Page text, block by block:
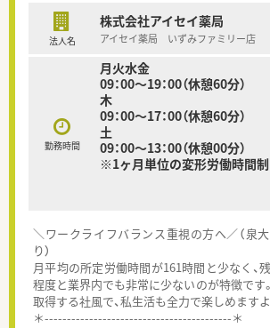
法人名
株式会社アイセイ薬局
アイセイ薬局 いずみファミリー店
勤務時間
月火水金
09：00～19：00（休憩60分）
木
09：00～17：00（休憩60分）
土
09：00～13：00（休憩00分）
※1ヶ月単位の変形労働時間制
＼ワークライフバランス重視の方へ／（泉
り）
月平均の所定労働時間が161時間と少なく、
程度と業界内でも非常に少ないのが特徴です
取得する社風で、私生活も全力で楽しめますよ
＊------------------------------------------＊